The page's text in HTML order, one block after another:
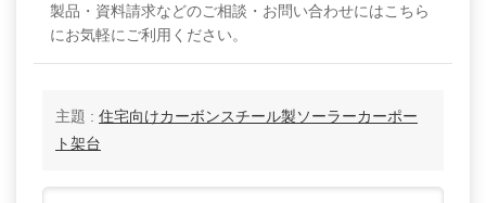
製品・資料請求などのご相談・お問い合わせにはこちら
にお気軽にご利用ください。
主題 : 住宅向けカーボンスチール製ソーラーカーポー
ト架台